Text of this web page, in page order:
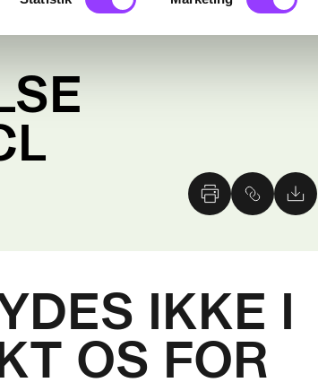
IKKE I
OS FOR